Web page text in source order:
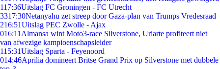
117:36Uitslag FC Groningen - FC Utrecht
3317:30Netanyahu zet streep door Gaza-plan van Trumps Vredesraad
216:51Uitslag PEC Zwolle - Ajax
016:11 Almansa wint Moto3-race Silverstone, Uriarte profiteert niet
van afwezige kampioenschapsleider
115:31Uitslag Sparta - Feyenoord
014:46Aprilia domineert Britse Grand Prix op Silverstone met dubbele